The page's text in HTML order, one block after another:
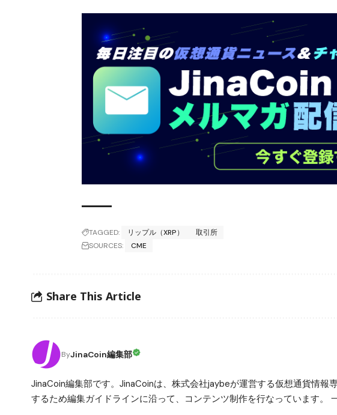
TAGGED: リップル（XRP）
取引所
SOURCES:
CME
Share This Article
ByJinaCoin編集部
JinaCoin編集部です。JinaCoinは、株式会社jaybeが運営する仮想通貨情報
するため編集ガイドラインに沿って、コンテンツ制作を行なっています。